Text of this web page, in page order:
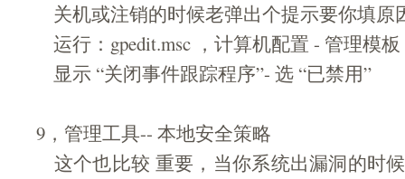
关机或注销的时候老弹出个提示要你填原
运行：gpedit.msc ，计算机配置 - 管理模
显示 “关闭事件跟踪程序”- 选 “已禁用”
9，管理工具-- 本地安全策略
这个也比较 重要，当你系统出漏洞的时